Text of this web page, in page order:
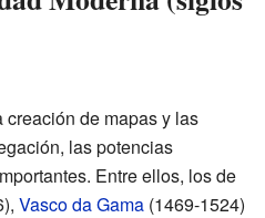
de mapas y las
las potencias
Entre ellos, los de
Vasco da Gama (1469-1524)